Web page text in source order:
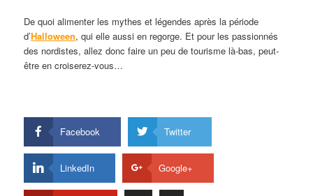
De quoi alimenter les mythes et légendes après la période
d’Halloween, qui elle aussi en regorge. Et pour les passionnés
des nordistes, allez donc faire un peu de tourisme là-bas, peut-
être en croiserez-vous…
Facebook Twitter
LinkedIn Google+